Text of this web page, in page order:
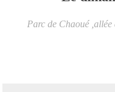
Parc de Chaoué ,allée